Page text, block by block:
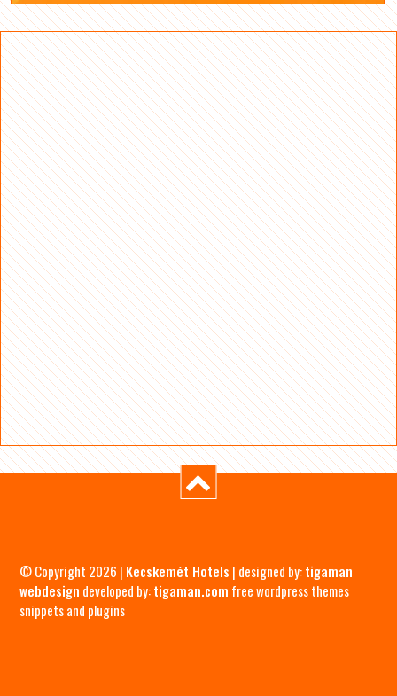
© Copyright 2026 | Kecskemét Hotels | designed by:tigaman
webdesign developed by:tigaman.com free wordpress themes
snippets and plugins